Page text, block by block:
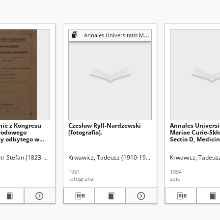
z Kongresu
odbytego w
Spraw
Stefan (1823-1903). Red. Międzynarodowy Kongres Weterynarzy (Wiedeń ;
Annales Universitatis Mariae Curie-Skłodowska. Sectio D, Medicina
Czesław Ryll-Nardzewski
[fotografia].
Krwawicz, Tadeusz (1910-1988). Redaktor sekcji
1961
fotografia
Annales
Mariae Curie-
Sectio D,
Krwawicz,
1994
spis